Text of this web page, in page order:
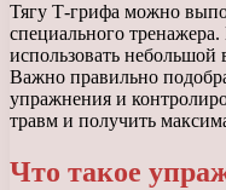
Тягу Т-грифа можно
специального
использовать небольшой
Важно правильно
упражнения и
травм и получить
Что такое